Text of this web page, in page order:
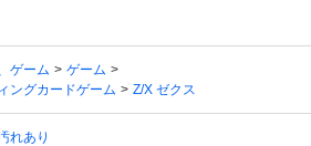
ゲーム
ゲーム
ングカードゲーム
Z/X ゼクス
れあり